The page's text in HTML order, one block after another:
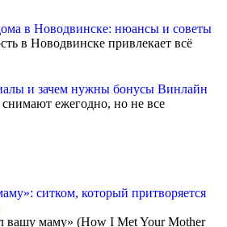
в Новодвинске: нюансы и советы
в Новодвинске привлекает всё
и зачем нужны бонусы Винлайн
ежегодно, но не все
ситком, который притворяется
вашу маму» (How I Met Your Mother